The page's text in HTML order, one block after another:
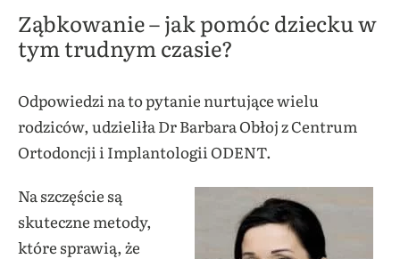
Ząbkowanie – jak pomóc dziecku w
tym trudnym czasie?
Odpowiedzi na to pytanie nurtujące wielu
rodziców, udzieliła Dr Barbara Obłoj z Centrum
Ortodoncji i Implantologii ODENT.
Na szczęście są
skuteczne metody,
które sprawią, że